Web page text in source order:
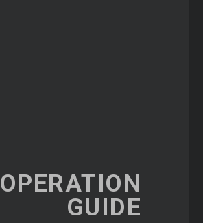
OPERATION
GUIDE